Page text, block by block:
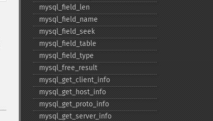
mysql_​field_​len
mysql_​field_​name
mysql_​field_​seek
mysql_​field_​table
mysql_​field_​type
mysql_​free_​result
mysql_​get_​client_​info
mysql_​get_​host_​info
mysql_​get_​proto_​info
mysql_​get_​server_​info